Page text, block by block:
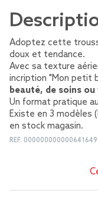
Adoptez cette
doux et tendance.
Avec sa texture
incription "Mon petit
beauté, de soins
Un format pratique au
Existe en 3 modèles
en stock magasin.
REF. 000000000000641649